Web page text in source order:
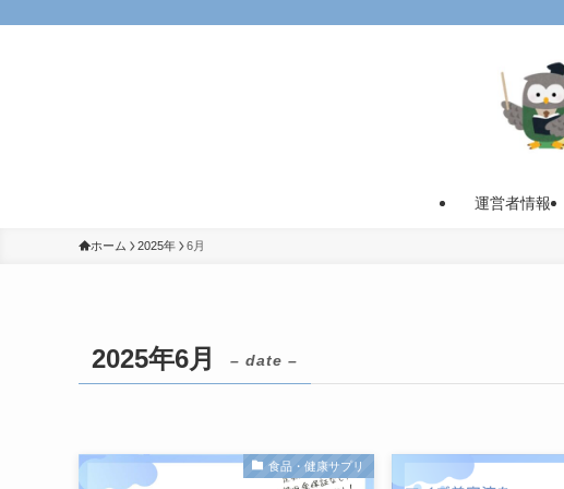
運営者情報
ホーム 2025年 6月
2025年6月 – date –
食品・健康サプリ